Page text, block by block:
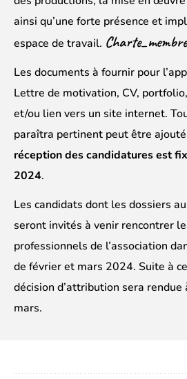
ainsi qu’une forte présence et
espace de travail.
Les documents à fournir pour
Lettre de motivation, CV,
et/ou lien vers un site internet.
paraîtra pertinent peut être
réception des candidatures est
2024.
Les candidats dont les dossiers
seront invités à venir rencontrer
professionnels de l’association
de février et mars 2024. Suite à
décision d’attribution sera rendue
mars.